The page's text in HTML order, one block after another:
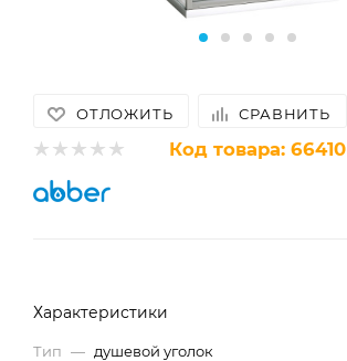
ОТЛОЖИТЬ СРАВНИТЬ
Код товара: 66410
Характеристики
Тип — душевой уголок